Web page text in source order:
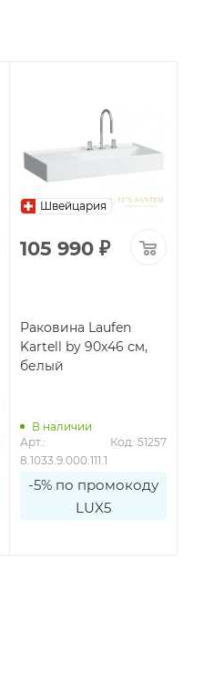
Швейцария
105 990 ₽
Раковина Laufen
Kartell by 90x46 см,
белый
В наличии
Арт.:
8.1033.9.000.111.1
Код: 51257
-5% по промокоду
LUX5